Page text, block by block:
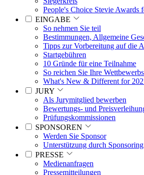
People's Choice Stevie Awards
EINGABE
So nehmen Sie teil
Bestimmungen, Allgemeine
Tipps zur Vorbereitung auf die
Startgebühren
10 Gründe für eine Teilnahme
So reichen Sie Ihre
What's New & Different for
JURY
Als Jurymitglied bewerben
Bewertungs- und
Prüfungskommissionen
SPONSOREN
Werden Sie Sponsor
Unterstützung durch Sponsoring
PRESSE
Medienanfragen
Pressemitteilungen